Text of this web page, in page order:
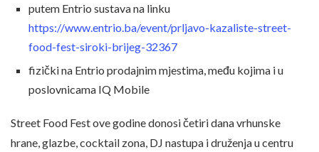
putem Entrio sustava na linku
https://www.entrio.ba/event/prljavo-kazaliste-street-
food-fest-siroki-brijeg-32367
fizički na Entrio prodajnim mjestima, među kojima i u
poslovnicama IQ Mobile
Street Food Fest ove godine donosi četiri dana vrhunske
hrane, glazbe, cocktail zona, DJ nastupa i druženja u centru